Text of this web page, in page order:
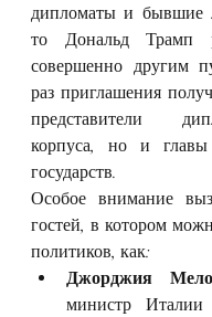
дипломаты и
то Дональд Трамп
совершенно другим
раз приглашения
представители
корпуса, но и главы
государств.
Особое внимание
гостей, в котором
политиков, как:
Джорджия
министр